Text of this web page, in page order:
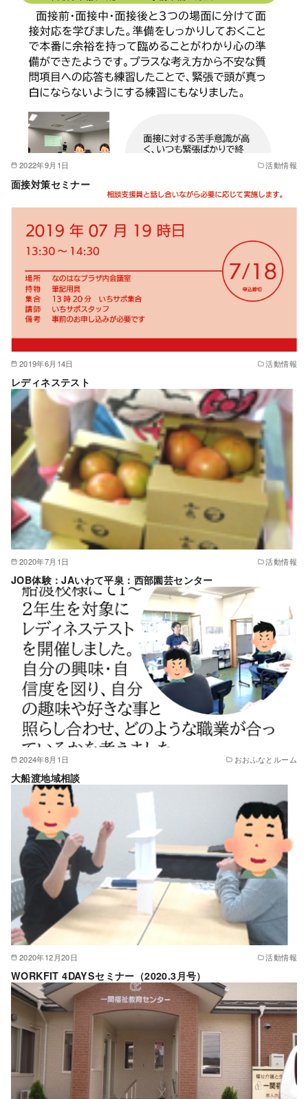
2022年9月1日 活動情報
面接対策セミナー
2019年6月14日 活動情報
レディネステスト
2020年7月1日 活動情報
JOB体験：JAいわて平泉：西部園芸センター
2024年8月1日 おおふなとルーム
大船渡地域相談
2020年12月20日 活動情報
WORKFIT 4DAYSセミナー（2020.3月号）